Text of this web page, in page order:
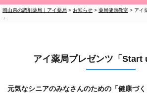
岡山県の調剤薬局｜アイ薬局 > お知らせ > 薬局健康教室 > アイ
」
アイ薬局プレゼンツ「Start
元気なシニアのみなさんのための「健康づく